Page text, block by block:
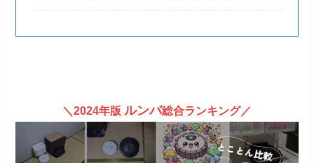
＼2024年版 ルンバ総合ランキング／